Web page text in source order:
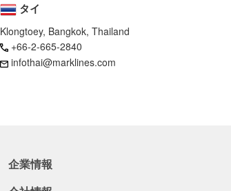
タイ
Klongtoey, Bangkok, Thailand
+66-2-665-2840
infothai@marklines.com
企業情報